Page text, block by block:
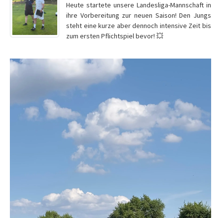
Heute startete unsere Landesliga-Mannschaft in
ihre Vorbereitung zur neuen Saison! Den Jungs
steht eine kurze aber dennoch intensive Zeit bis
zum ersten Pflichtspiel bevor! 💥